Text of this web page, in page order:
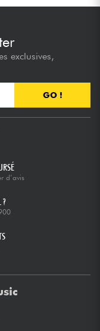
exclusives,
GO !
d’avis
?